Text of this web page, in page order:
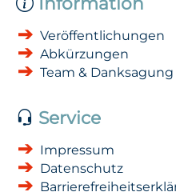
Veröffentlichungen
Abkürzungen
Team & Danksagung
Service
Impressum
Datenschutz